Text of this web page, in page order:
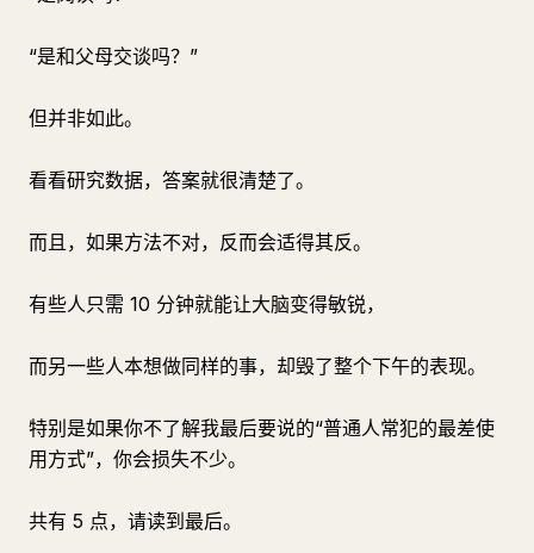
“是和父母交谈吗？”
但并非如此。
看看研究数据，答案就很清楚了。
而且，如果方法不对，反而会适得其反。
有些人只需 10 分钟就能让大脑变得敏锐，
而另一些人本想做同样的事，却毁了整个下午的表现。
特别是如果你不了解我最后要说的“普通人常犯的最差使
用方式”，你会损失不少。
共有 5 点，请读到最后。